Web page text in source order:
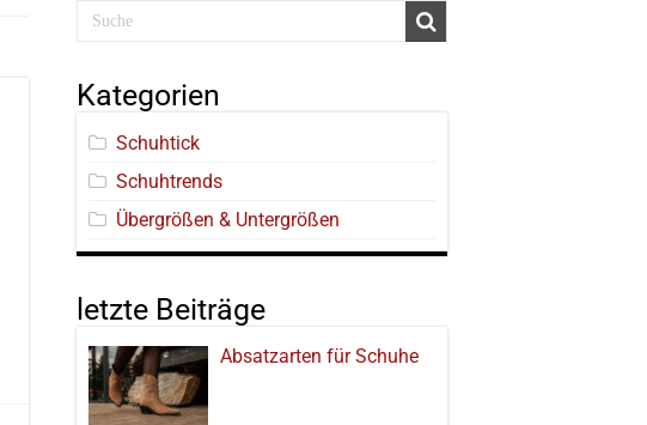
Kategorien
Schuhtick
Schuhtrends
Übergrößen & Untergrößen
letzte Beiträge
Absatzarten für Schuhe